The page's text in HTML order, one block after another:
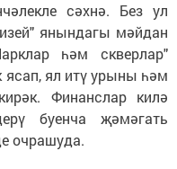
сәхнә. Без ул
янындагы мәйдан
һәм скверлар"
ял итү урыны һәм
Финанслар килә
буенча җәмәгать
очрашуда.